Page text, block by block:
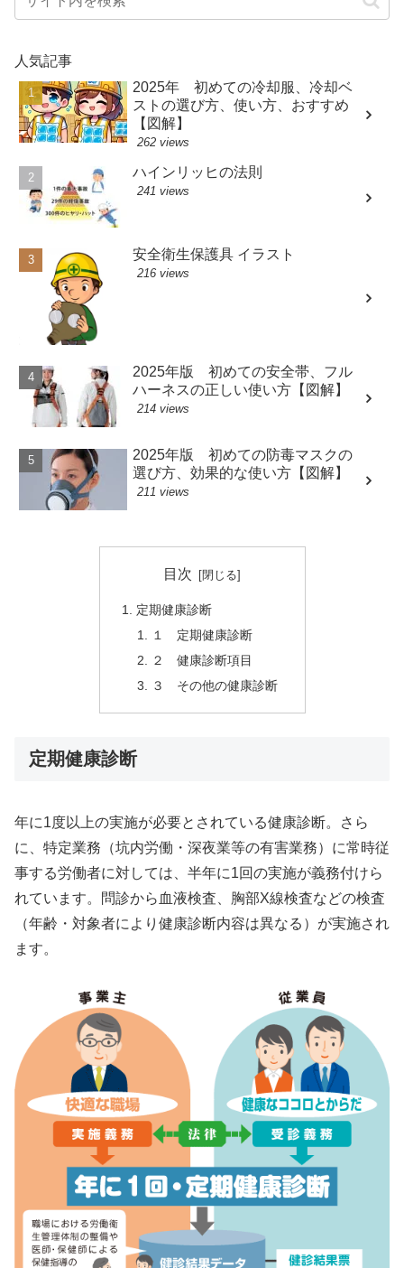
人気記事
2025年 初めての冷却服、冷却ベ
ストの選び方、使い方、おすすめ
【図解】
262 views
ハインリッヒの法則
241 views
安全衛生保護具 イラスト
216 views
2025年版 初めての安全帯、フル
ハーネスの正しい使い方【図解】
214 views
2025年版 初めての防毒マスクの
選び方、効果的な使い方【図解】
211 views
目次
定期健康診断
１ 定期健康診断
２ 健康診断項目
３ その他の健康診断
定期健康診断
年に1度以上の実施が必要とされている健康診断。さら
に、特定業務（坑内労働・深夜業等の有害業務）に常時従
事する労働者に対しては、半年に1回の実施が義務付けら
れています。問診から血液検査、胸部X線検査などの検査
（年齢・対象者により健康診断内容は異なる）が実施され
ます。